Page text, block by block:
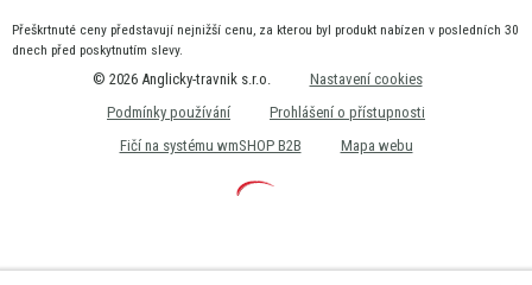
Přeškrtnuté ceny představují nejnižší cenu, za kterou byl produkt nabízen v posledních 30
dnech před poskytnutím slevy.
© 2026 Anglicky-travnik s.r.o.
Nastavení cookies
Podmínky používání
Prohlášení o přístupnosti
Fičí na systému wmSHOP B2B
Mapa webu